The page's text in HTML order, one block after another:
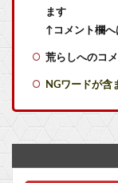
【艦これ】水着川
ます
↑コメント欄へ
荒らしへのコ
NGワードが含